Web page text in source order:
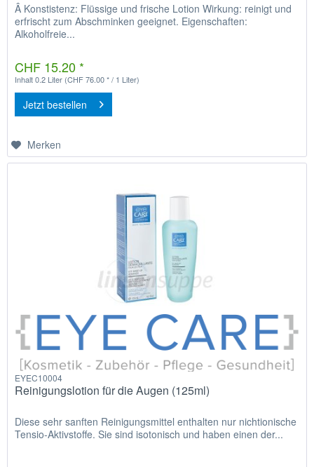
Â Konstistenz: Flüssige und frische Lotion Wirkung: reinigt und
erfrischt zum Abschminken geeignet. Eigenschaften:
Alkoholfreie...
CHF 15.20 *
Inhalt0.2 Liter (CHF 76.00 * / 1 Liter)
Jetzt bestellen
Merken
EYEC10004
Reinigungslotion für die Augen (125ml)
Diese sehr sanften Reinigungsmittel enthalten nur nichtionische
Tensio-Aktivstoffe. Sie sind isotonisch und haben einen der...